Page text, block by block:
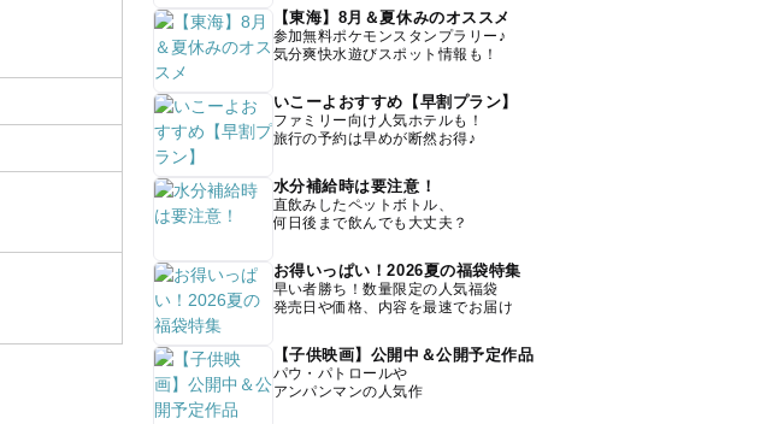
【東海】8月＆夏休みのオススメ
参加無料ポケモンスタンプラリー♪
気分爽快水遊びスポット情報も！
いこーよおすすめ【早割プラン】
ファミリー向け人気ホテルも！
旅行の予約は早めが断然お得♪
水分補給時は要注意！
直飲みしたペットボトル、
何日後まで飲んでも大丈夫？
お得いっぱい！2026夏の福袋特集
早い者勝ち！数量限定の人気福袋
発売日や価格、内容を最速でお届け
【子供映画】公開中＆公開予定作品
パウ・パトロールや
アンパンマンの人気作